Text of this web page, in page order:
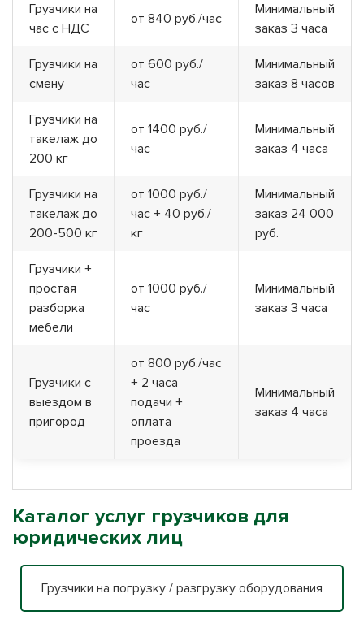
Грузчики на
час с НДС
от 840 руб./час
Минимальный
заказ 3 часа
Грузчики на
смену
от 600 руб./
час
Минимальный
заказ 8 часов
Грузчики на
такелаж до
200 кг
от 1400 руб./
час
Минимальный
заказ 4 часа
Грузчики на
такелаж до
200-500 кг
от 1000 руб./
час + 40 руб./
кг
Минимальный
заказ 24 000
руб.
Грузчики +
простая
разборка
мебели
от 1000 руб./
час
Минимальный
заказ 3 часа
Грузчики с
выездом в
пригород
от 800 руб./час
+ 2 часа
подачи +
оплата
проезда
Минимальный
заказ 4 часа
Каталог услуг грузчиков для
юридических лиц
Грузчики на погрузку / разгрузку оборудования